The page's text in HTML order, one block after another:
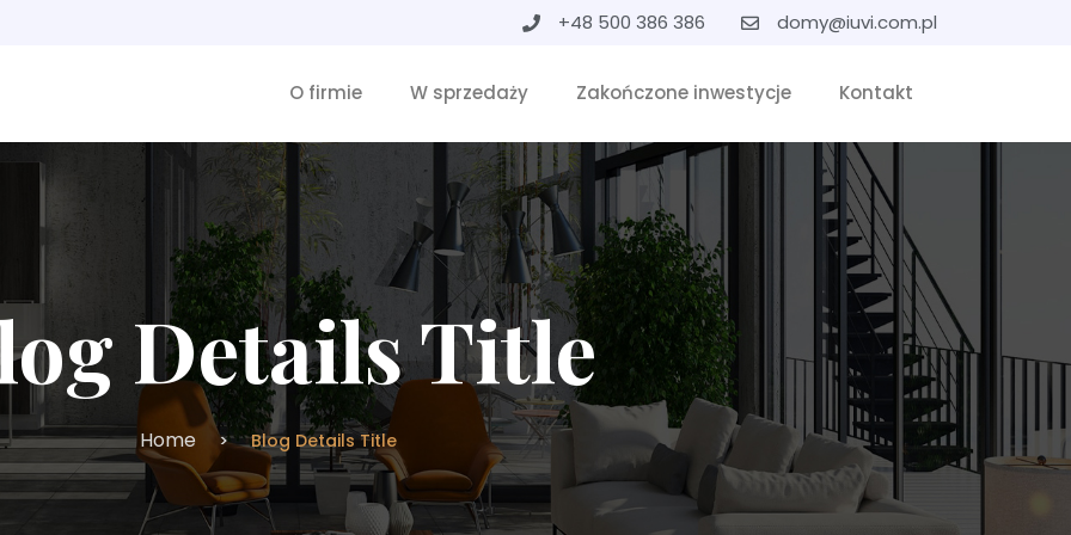
+48 500 386 386 domy@iuvi.com.pl
O firmie W sprzedaży Zakończone inwestycje Kontakt
Details Title
Home Blog Details Title